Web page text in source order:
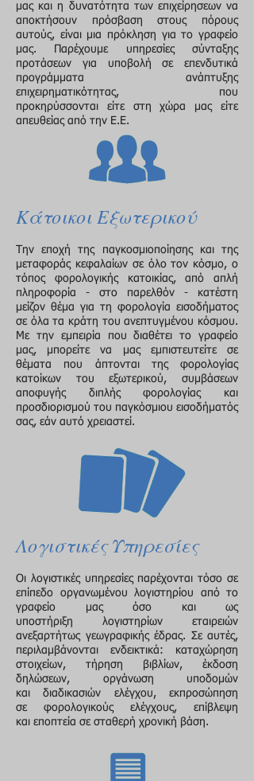
Κάτοικοι Εξωτερικού
Την εποχή της παγκοσμιοποίησης και της
μεταφοράς κεφαλαίων σε όλο τον κόσμο, ο
τόπος φορολογικής κατοικίας, από απλή
πληροφορία - στο παρελθόν - κατέστη
μείζον θέμα για τη φορολογία εισοδήματος
σε όλα τα κράτη του ανεπτυγμένου κόσμου.
Με την εμπειρία που διαθέτει το γραφείο
μας, μπορείτε να μας εμπιστευτείτε σε
θέματα που άπτονται της φορολογίας
κατοίκων του εξωτερικού, συμβάσεων
αποφυγής διπλής φορολογίας και
προσδιορισμού του παγκόσμιου εισοδήματός
σας, εάν αυτό χρειαστεί.
Λογιστικές Υπηρεσίες
Οι λογιστικές υπηρεσίες παρέχονται τόσο σε
επίπεδο οργανωμένου λογιστηρίου από το
γραφείο μας όσο και ως
υποστήριξη λογιστηρίων εταιρειών
ανεξαρτήτως γεωγραφικής έδρας. Σε αυτές,
περιλαμβάνονται ενδεικτικά: καταχώρηση
στοιχείων, τήρηση βιβλίων, έκδοση
δηλώσεων, οργάνωση υποδομών
και διαδικασιών ελέγχου, εκπροσώπηση
σε φορολογικούς ελέγχους, επίβλεψη
και εποπτεία σε σταθερή χρονική βάση.
μας και η δυνατότητα των επιχείρησεων να
αποκτήσουν πρόσβαση στους πόρους
αυτούς, είναι μια πρόκληση για το γραφείο
μας. Παρέχουμε υπηρεσίες σύνταξης
προτάσεων για υποβολή σε επενδυτικά
προγράμματα ανάπτυξης
επιχειρηματικότητας, που
προκηρύσσονται είτε στη χώρα μας είτε
απευθείας από την Ε.Ε.